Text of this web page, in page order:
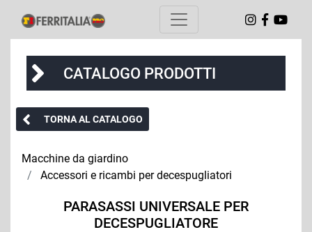
CATALOGO PRODOTTI
TORNA AL CATALOGO
Macchine da giardino
Accessori e ricambi per decespugliatori
PARASASSI UNIVERSALE PER
DECESPUGLIATORE